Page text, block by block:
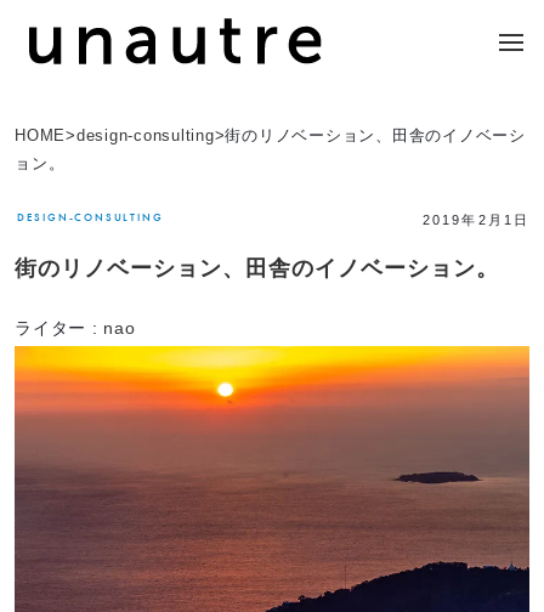
HOME>design-consulting>街のリノベーション、田舎のイノベーシ
ョン。
DESIGN-CONSULTING 2019年2月1日
街のリノベーション、田舎のイノベーション。
ライター : nao